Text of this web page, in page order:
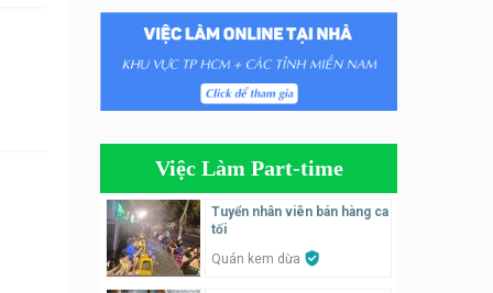
GÀ GÔ FASTFOOD
Tuyển nhân viên bán hàng
parttime
tiệm trà sữa
TRÀ SỮA THÁI LAN
Việc Làm Part-time
Tuyển nhân viên bán hàng ca
tối
Quán kem dừa